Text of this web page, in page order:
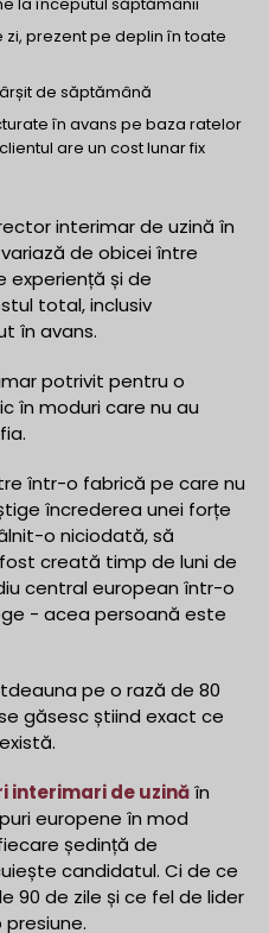
zi, prezent pe deplin în toate
de săptămână
în avans pe baza ratelor
are un cost lunar fix
interimar de uzină în
de obicei între
experiență și de
total, inclusiv
în avans.
potrivit pentru o
în moduri care nu au
într-o fabrică pe care nu
încrederea unei forțe
o niciodată, să
creată timp de luni de
central european într-o
- acea persoană este
pe o rază de 80
găsesc știind exact ce
interimari de uzinăîn
europene în mod
ședință de
candidatul. Ci de ce
90 de zile și ce fel de lider